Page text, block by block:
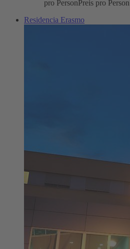
pro PersonPreis pro Person
Residencia Erasmo